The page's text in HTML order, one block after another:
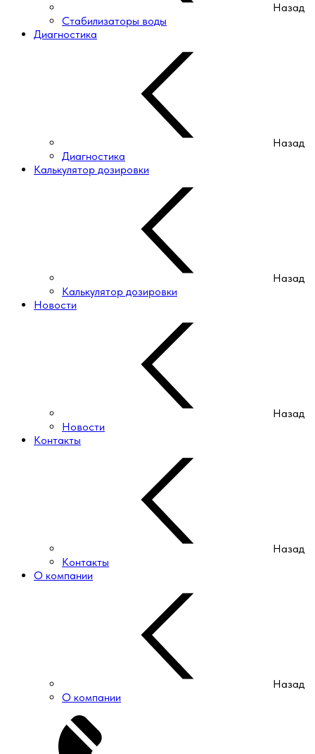
Назад
Стабилизаторы воды
Диагностика
Назад
Диагностика
Калькулятор дозировки
Назад
Калькулятор дозировки
Новости
Назад
Новости
Контакты
Назад
Контакты
О компании
Назад
О компании